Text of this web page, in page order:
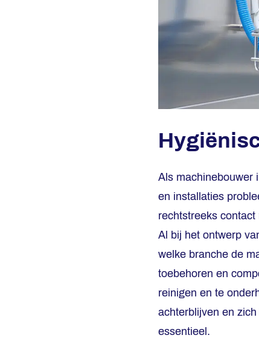
Als machinebouwer
en installaties
rechtstreeks
Al bij het ontwerp
welke branche de
toebehoren en
reinigen en te
achterblijven en
essentieel.